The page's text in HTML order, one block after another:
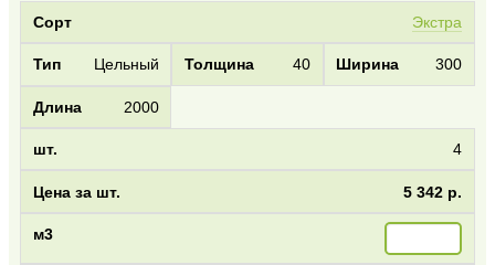
Экстра
Цельный 40 300
2000
4
5 342 р.